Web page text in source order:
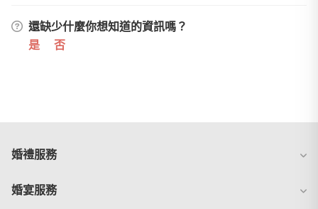
還缺少什麼你想知道的資訊嗎？
是
否
婚禮服務
婚宴服務